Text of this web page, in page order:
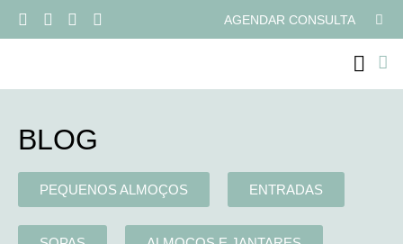
AGENDAR CONSULTA
BLOG
PEQUENOS ALMOÇOS ENTRADAS